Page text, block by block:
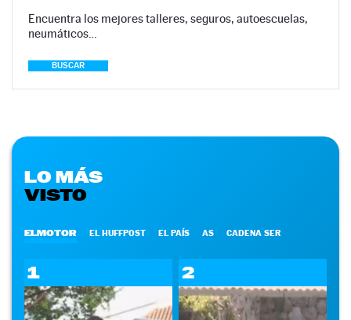
Encuentra los mejores talleres, seguros, autoescuelas,
neumáticos…
BUSCAR
LO MÁS
VISTO
ELMOTOR EL HUFFPOST EL PAÍS AS CADENA SER
1 2